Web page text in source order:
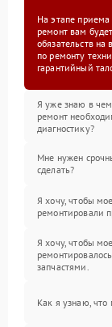
На этапе приема
ремонт вам
обязательств на
по ремонту
гарантийный
Я уже знаю в
ремонт
диагностику?
Мне нужен
сделать?
Я хочу, чтобы
ремонтировали
Я хочу, чтобы
запчастями.
Как я узнаю, что